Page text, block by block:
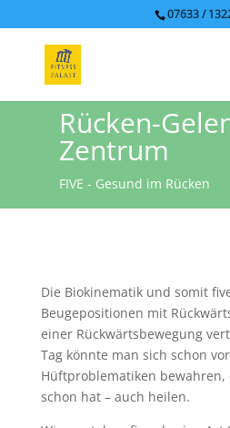
07633 /
Rücken-
Zentrum
FIVE - Gesund im Rücken
Die Biokinematik und somit
Beugepositionen mit
einer Rückwärtsbewegung
Tag könnte man sich schon
Hüftproblematiken bewahren,
schon hat – auch heilen.